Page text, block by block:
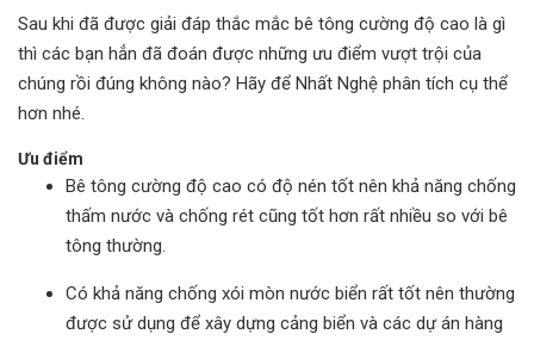
Sau khi đã được giải đáp thắc mắc bê tông cường độ cao là gì
thì các bạn hẳn đã đoán được những ưu điểm vượt trội của
chúng rồi đúng không nào? Hãy để Nhất Nghệ phân tích cụ thể
hơn nhé.
Ưu điểm
Bê tông cường độ cao có độ nén tốt nên khả năng chống
thấm nước và chống rét cũng tốt hơn rất nhiều so với bê
tông thường.
Có khả năng chống xói mòn nước biển rất tốt nên thường
được sử dụng để xây dựng cảng biển và các dự án hàng